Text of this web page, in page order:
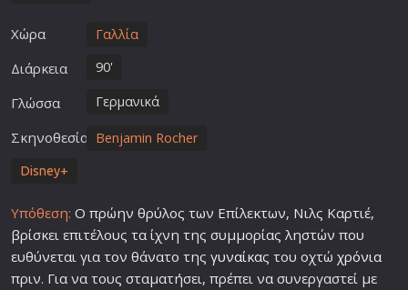
Χώρα Γαλλία
Διάρκεια 90'
Γλώσσα Γερμανικά
Σκηνοθεσία Benjamin Rocher
Disney+
Υπόθεση: Ο πρώην θρύλος των Επίλεκτων, Νιλς Καρτιέ,
βρίσκει επιτέλους τα ίχνη της συμμορίας ληστών που
ευθύνεται για τον θάνατο της γυναίκας του οχτώ χρόνια
πριν. Για να τους σταματήσει, πρέπει να συνεργαστεί με